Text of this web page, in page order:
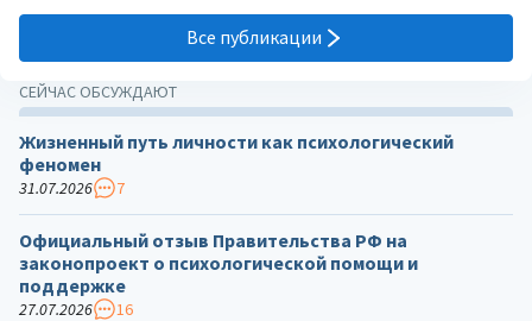
Все публикации
СЕЙЧАС ОБСУЖДАЮТ
Жизненный путь личности как психологический
феномен
31.07.2026 7
Официальный отзыв Правительства РФ на
законопроект о психологической помощи и
поддержке
27.07.2026 16